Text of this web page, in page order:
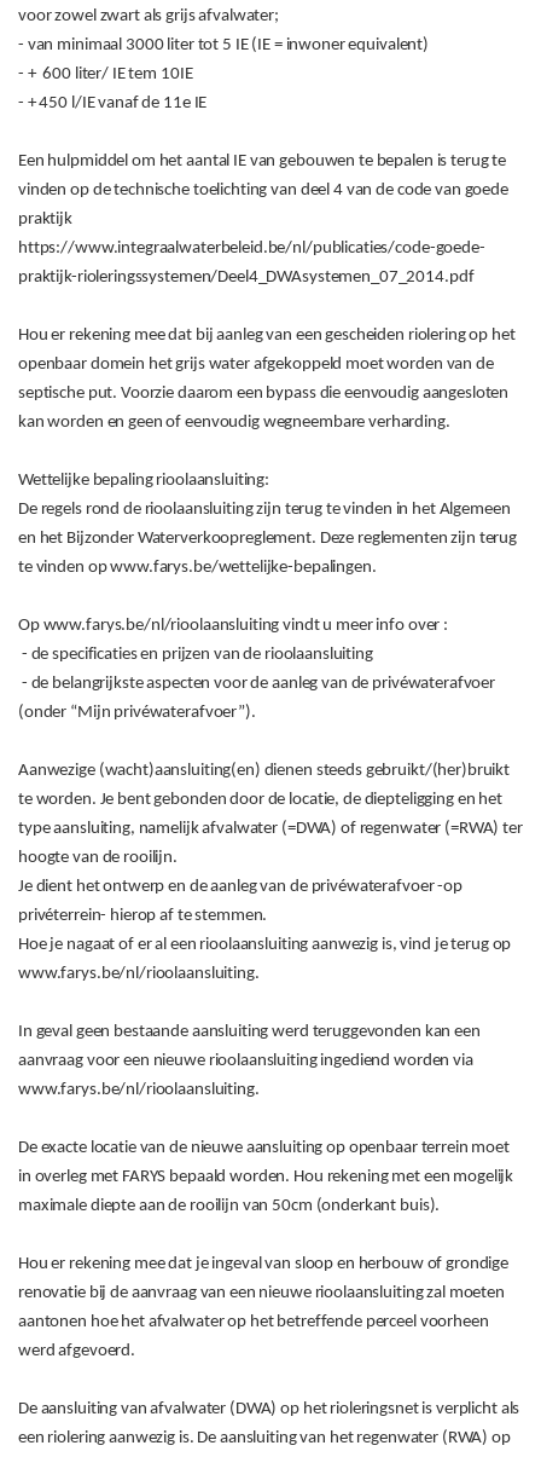
voor zowel zwart als grijs afvalwater;
- van minimaal 3000 liter tot 5 IE (IE = inwoner equivalent)
- + 600 liter/ IE tem 10IE
- + 450 l/IE vanaf de 11e IE
Een hulpmiddel om het aantal IE van gebouwen te bepalen is terug te
vinden op de technische toelichting van deel 4 van de code van goede
praktijk
https://www.integraalwaterbeleid.be/nl/publicaties/code-goede-
praktijk-rioleringssystemen/Deel4_DWAsystemen_07_2014.pdf
Hou er rekening mee dat bij aanleg van een gescheiden riolering op het
openbaar domein het grijs water afgekoppeld moet worden van de
septische put. Voorzie daarom een bypass die eenvoudig aangesloten
kan worden en geen of eenvoudig wegneembare verharding.
Wettelijke bepaling rioolaansluiting:
De regels rond de rioolaansluiting zijn terug te vinden in het Algemeen
en het Bijzonder Waterverkoopreglement. Deze reglementen zijn terug
te vinden op www.farys.be/wettelijke-bepalingen.
Op www.farys.be/nl/rioolaansluiting vindt u meer info over :
- de specificaties en prijzen van de rioolaansluiting
- de belangrijkste aspecten voor de aanleg van de privéwaterafvoer
(onder “Mijn privéwaterafvoer”).
Aanwezige (wacht)aansluiting(en) dienen steeds gebruikt/(her)bruikt
te worden. Je bent gebonden door de locatie, de diepteligging en het
type aansluiting, namelijk afvalwater (=DWA) of regenwater (=RWA) ter
hoogte van de rooilijn.
Je dient het ontwerp en de aanleg van de privéwaterafvoer -op
privéterrein- hierop af te stemmen.
Hoe je nagaat of er al een rioolaansluiting aanwezig is, vind je terug op
www.farys.be/nl/rioolaansluiting.
In geval geen bestaande aansluiting werd teruggevonden kan een
aanvraag voor een nieuwe rioolaansluiting ingediend worden via
www.farys.be/nl/rioolaansluiting.
De exacte locatie van de nieuwe aansluiting op openbaar terrein moet
in overleg met FARYS bepaald worden. Hou rekening met een mogelijk
maximale diepte aan de rooilijn van 50cm (onderkant buis).
Hou er rekening mee dat je ingeval van sloop en herbouw of grondige
renovatie bij de aanvraag van een nieuwe rioolaansluiting zal moeten
aantonen hoe het afvalwater op het betreffende perceel voorheen
werd afgevoerd.
De aansluiting van afvalwater (DWA) op het rioleringsnet is verplicht als
een riolering aanwezig is. De aansluiting van het regenwater (RWA) op